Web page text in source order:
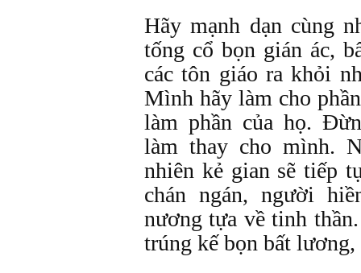
Hãy mạnh dạn cùng
tống cổ bọn gián ác,
các tôn giáo ra khỏi
Mình hãy làm cho
làm phần của họ.
làm thay cho mình.
nhiên kẻ gian sẽ tiếp
chán ngán, người
nương tựa về tinh
trúng kế bọn bất